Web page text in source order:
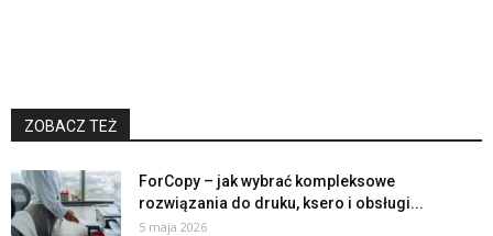
ZOBACZ TEŻ
ForCopy – jak wybrać kompleksowe
rozwiązania do druku, ksero i obsługi...
5 maja 2026